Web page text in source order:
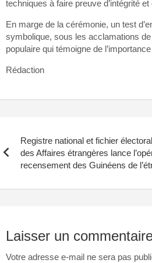
techniques à faire preuve d’intégrité
En marge de la cérémonie, un test
symbolique, sous les acclamations
populaire qui témoigne de
Rédaction
de
Registre national et fichier
des Affaires étrangères lance
recensement des Guinéens de
Laisser un
Votre adresse e-mail ne sera pas